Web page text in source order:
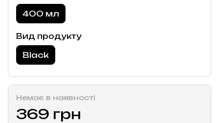
400 мл
Вид продукту
Black
Немає в наявності
369 грн